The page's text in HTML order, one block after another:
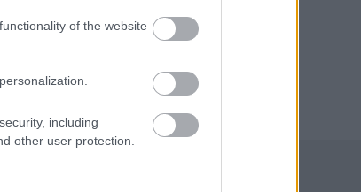
of the website
including
other user protection.